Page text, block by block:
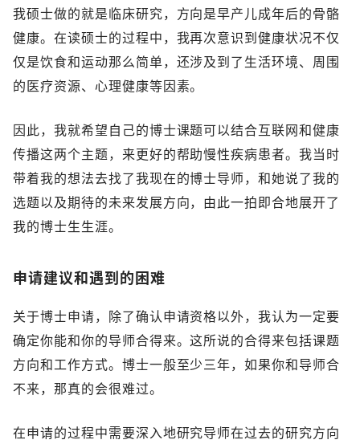
我硕士做的就是临床研究，方向是早产儿成年后的骨骼
健康。在读硕士的过程中，我再次意识到健康状况不仅
仅是饮食和运动那么简单，还涉及到了生活环境、周围
的医疗资源、心理健康等因素。
因此，我就希望自己的博士课题可以结合互联网和健康
传播这两个主题，来更好的帮助慢性疾病患者。我当时
带着我的想法去找了我现在的博士导师，和她说了我的
选题以及期待的未来发展方向，由此一拍即合地展开了
我的博士生生涯。
申请建议和遇到的困难
关于博士申请，除了确认申请资格以外，我认为一定要
确定你能和你的导师合得来。这所说的合得来包括课题
方向和工作方式。博士一般至少三年，如果你和导师合
不来，那真的会很难过。
在申请的过程中需要深入地研究导师在过去的研究方向